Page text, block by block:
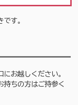
す。
お越しください。
ちの方はご持参く